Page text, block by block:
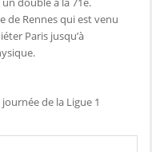
de Rennes qui est venu
Paris jusqu’à
de la Ligue 1